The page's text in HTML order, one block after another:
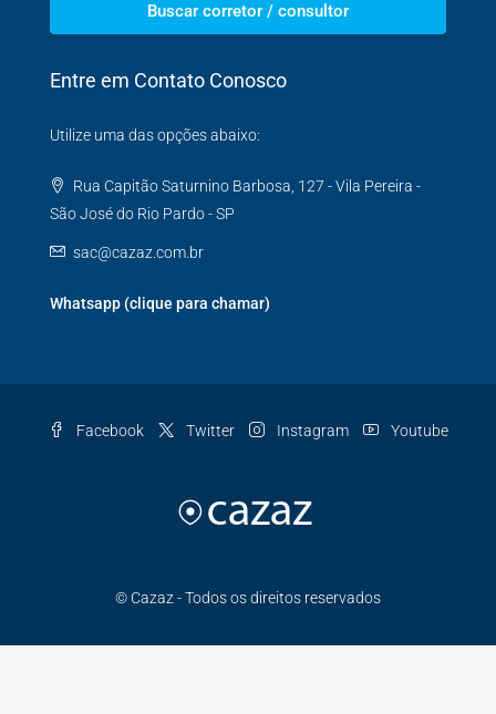
Buscar corretor / consultor
Entre em Contato Conosco
Utilize uma das opções abaixo:
Rua Capitão Saturnino Barbosa, 127 - Vila Pereira -
São José do Rio Pardo - SP
sac@cazaz.com.br
Whatsapp (clique para chamar)
Facebook Twitter Instagram Youtube
© Cazaz - Todos os direitos reservados